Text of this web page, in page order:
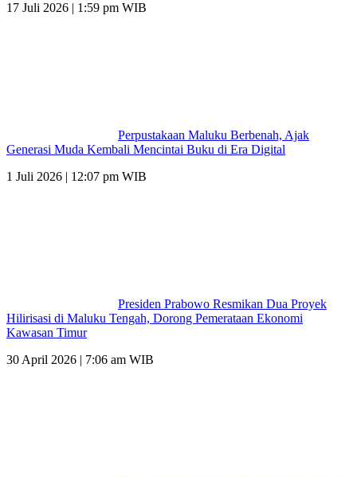
17 Juli 2026 | 1:59 pm WIB
Perpustakaan Maluku Berbenah, Ajak
Generasi Muda Kembali Mencintai Buku di Era Digital
1 Juli 2026 | 12:07 pm WIB
Presiden Prabowo Resmikan Dua Proyek
Hilirisasi di Maluku Tengah, Dorong Pemerataan Ekonomi
Kawasan Timur
30 April 2026 | 7:06 am WIB